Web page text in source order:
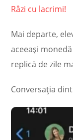
Râzi cu lacrimi!
Mai departe,
aceeași
replică de zile
Conversația